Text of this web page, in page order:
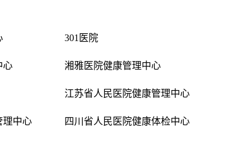
301医院
心 湘雅医院健康管理中心
江苏省人民医院健康管理中心
理中心 四川省人民医院健康体检中心